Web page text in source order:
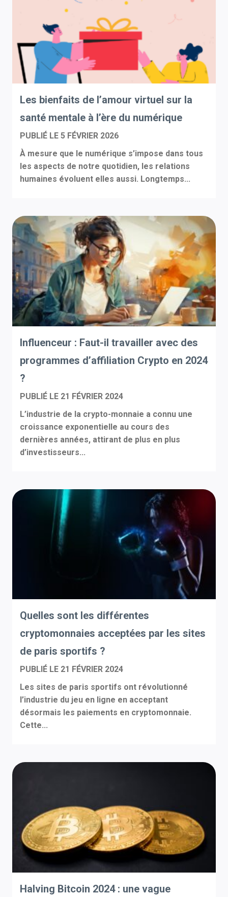
Les bienfaits de l’amour virtuel sur la
santé mentale à l’ère du numérique
PUBLIÉ LE 5 FÉVRIER 2026
À mesure que le numérique s’impose dans tous
les aspects de notre quotidien, les relations
humaines évoluent elles aussi. Longtemps...
Influenceur : Faut-il travailler avec des
programmes d’affiliation Crypto en 2024
?
PUBLIÉ LE 21 FÉVRIER 2024
L’industrie de la crypto-monnaie a connu une
croissance exponentielle au cours des
dernières années, attirant de plus en plus
d’investisseurs...
Quelles sont les différentes
cryptomonnaies acceptées par les sites
de paris sportifs ?
PUBLIÉ LE 21 FÉVRIER 2024
Les sites de paris sportifs ont révolutionné
l’industrie du jeu en ligne en acceptant
désormais les paiements en cryptomonnaie.
Cette...
Halving Bitcoin 2024 : une vague